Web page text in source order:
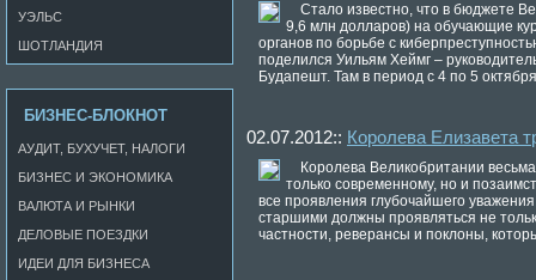
Стало известно, что в бюджете
9,6 млн долларов) на обучающие
органов по борьбе с
поделился Уильям Хеймг –
Будапешт. Там в период с 4 по 5
02.07.2012:: Королева Елизавета
Королева Великобритании
только современному, но и
все проявления глубочайшего
старшими должны проявляться не
частности, реверансы и поклоны,
УЭЛЬС
ШОТЛАНДИЯ
БИЗНЕС-БЛОКНОТ
АУДИТ, БУХУЧЕТ, НАЛОГИ
БИЗНЕС И ЭКОНОМИКА
ВАЛЮТА И РЫНКИ
ДЕЛОВЫЕ ПОЕЗДКИ
ИДЕИ ДЛЯ БИЗНЕСА